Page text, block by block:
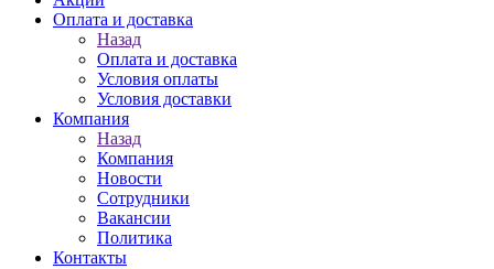
Оплата и доставка
Назад
Оплата и доставка
Условия оплаты
Условия доставки
Компания
Назад
Компания
Новости
Сотрудники
Вакансии
Политика
Контакты